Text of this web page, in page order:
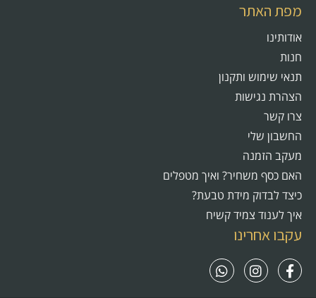
מפת האתר
אודותינו
חנות
תנאי שימוש ותקנון
הצהרת נגישות
צרו קשר
החשבון שלי
מעקב הזמנה
האם כסף משחיר? ואיך מטפלים
כיצד לבדוק מידת טבעת?
איך לענוד צמיד קשיח
עקבו אחרינו